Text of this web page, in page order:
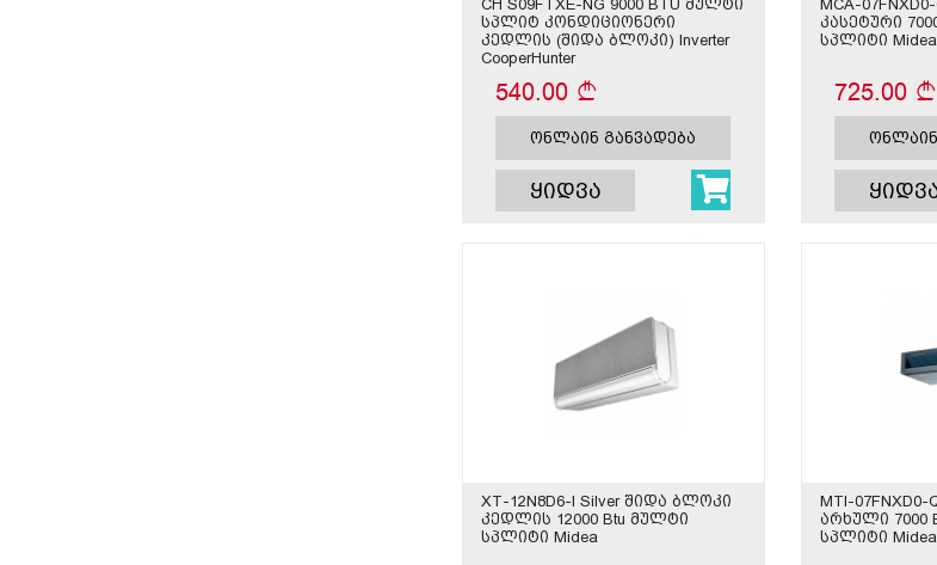
CH S09FTXE-NG 9000 BTU მულტი
სპლიტ კონდიციონერი
კედლის (შიდა ბლოკი) Inverter
CooperHunter
540.00
ონლაინ განვადება
ყიდვა
MCA-
კასეტური
სპლიტი Midea
725.00
ონლაინ
XT-12N8D6-I Silver შიდა ბლოკი
კედლის 12000 Btu მულტი
სპლიტი Midea
MTI-
არხული 7000
სპლიტი Midea